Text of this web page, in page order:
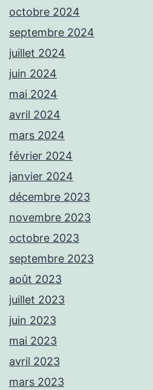
octobre 2024
septembre 2024
juillet 2024
juin 2024
mai 2024
avril 2024
mars 2024
février 2024
janvier 2024
décembre 2023
novembre 2023
octobre 2023
septembre 2023
août 2023
juillet 2023
juin 2023
mai 2023
avril 2023
mars 2023